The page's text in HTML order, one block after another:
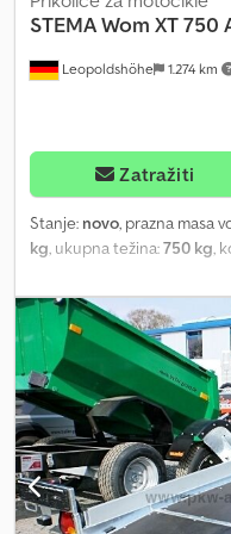
Leopoldshöhe 1.274 km
STEMAWom XT 750
Zatražiti
Stanje: novo, prazna masa
kg, ukupna težina:750 kg,
visina tovarnog prostora:10
integrisani trostrani
spojka sa indikatorom
šasija vijčano-varenog
integrisanim trostranim
sa brojnim stabilnim
nosač registarske tablice,
Hidraulika (funkcija
hromirani hidraulični
pod dvodelni, protivklizni i